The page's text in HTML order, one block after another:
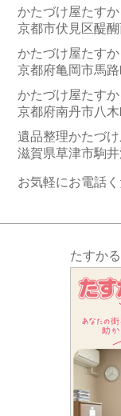
かたづけ屋たすか
京都市伏見区醍
かたづけ屋たすか
京都府亀岡市馬
かたづけ屋たすか
京都府南丹市八
遺品整理かたづ
滋賀県草津市駒
お気軽にお電話く
たすか